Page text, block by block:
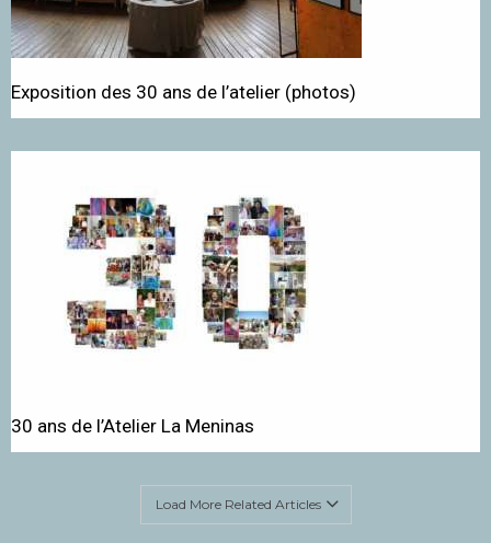
Exposition des 30 ans de l’atelier (photos)
30 ans de l’Atelier La Meninas
Load More Related Articles